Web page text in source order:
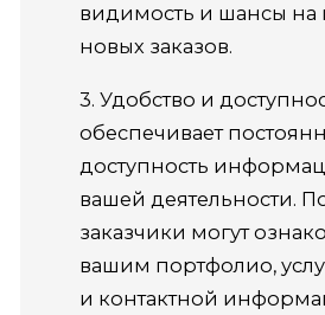
видимость и шансы на
новых заказов.
3. Удобство и
обеспечивает
доступность
вашей деятельности.
заказчики могут
вашим портфолио,
и контактной